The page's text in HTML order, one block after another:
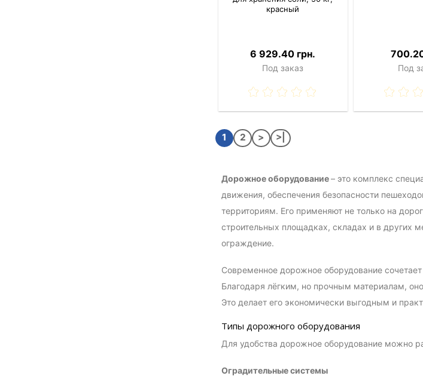
красный
6 929.40 грн.
Под заказ Под
1 2 > >|
Дорожное оборудование– это комплекс
движения, обеспечения безопасности
территориям. Его применяют не только на
строительных площадках, складах и в других
ограждение.
Современное дорожное оборудование
Благодаря лёгким, но прочным материалам,
Это делает его экономически выгодным и
Типы дорожного оборудования
Для удобства дорожное оборудование можно
Оградительные системы